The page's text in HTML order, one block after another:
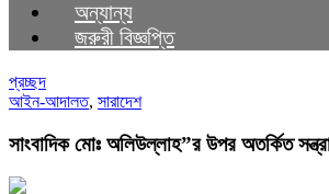
অন্যান্য
জরুরী বিজ্ঞপ্তি
প্রচ্ছদ
আইন-আদালত, সারাদেশ
সাংবাদিক মোঃ অলিউল্লাহ”র উপর অতর্কিত